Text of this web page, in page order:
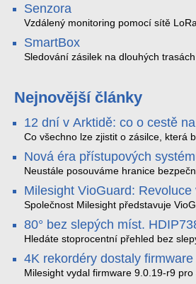
Senzora
Vzdálený monitoring pomocí sítě
SmartBox
Sledování zásilek na dlouhých trasách
Nejnovější články
12 dní v Arktidě: co o cestě
data ze SMARTBOX 2 MAX
Co všechno lze zjistit o zásilce, která
projede Arktidou? SMARTBOX 2
Tromsø přes Lofoty, Kirunu a finské
Nordkapp. Bez jediného dobití, v
otřesy i náklon. Výsledkem není jen
podrobný datový příběh celé cesty.
Nová éra přístupových
Signo
Neustále posouváme hranice
v oblasti kontroly přístupu – moderní
čtečky HID Signo.
Milesight VioGuard:
detekci dopravních přestupků
Společnost Milesight představuje
dopravních přestupků. Tento systém,
sofistikovanými algoritmy umělé
tak, aby poskytoval komplexní
dopravních předpisů, zvyšoval
optimalizoval plynulost dopravy v
80° bez slepých míst.
streamuje na YouTube – bez
Hledáte stoprocentní přehled bez
panoramatická kamera HDIP738ADB
4MP senzorů SONY do jednoho
zkreslení. K tomu přidává AI detekci
4K rekordéry dostaly
které musíte vědět.
Milesight vydal firmware 9.0.19-r9